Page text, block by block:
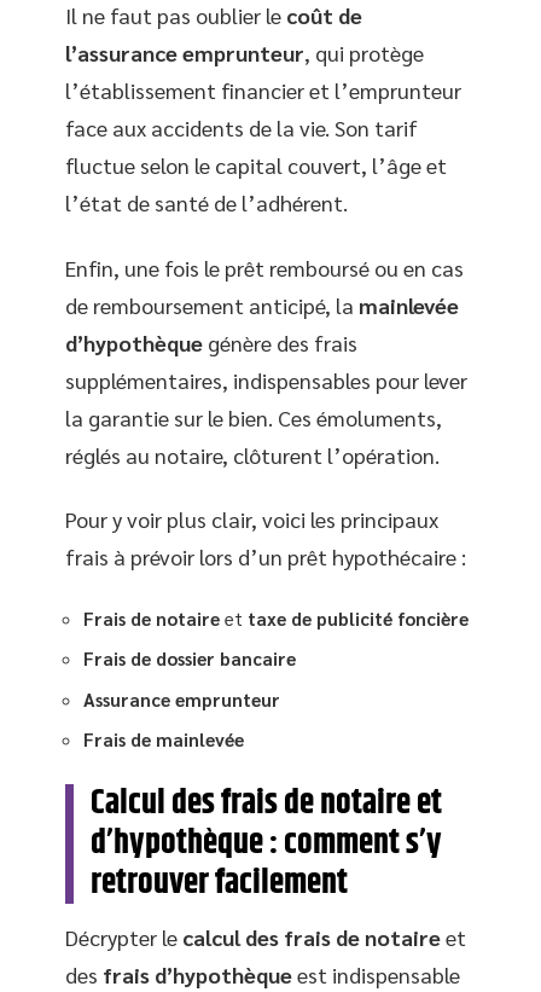
Il ne faut pas oublier le coût de
l’assurance emprunteur, qui protège
l’établissement financier et l’emprunteur
face aux accidents de la vie. Son tarif
fluctue selon le capital couvert, l’âge et
l’état de santé de l’adhérent.
Enfin, une fois le prêt remboursé ou en cas
de remboursement anticipé, la mainlevée
d’hypothèque génère des frais
supplémentaires, indispensables pour lever
la garantie sur le bien. Ces émoluments,
réglés au notaire, clôturent l’opération.
Pour y voir plus clair, voici les principaux
frais à prévoir lors d’un prêt hypothécaire :
Frais de notaire et taxe de publicité foncière
Frais de dossier bancaire
Assurance emprunteur
Frais de mainlevée
Calcul des frais de notaire et
d’hypothèque : comment s’y
retrouver facilement
Décrypter le calcul des frais de notaireet
des frais d’hypothèqueest indispensable